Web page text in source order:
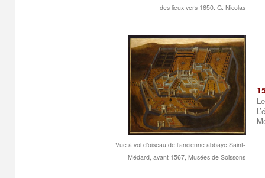
des lieux vers 1650. G. Nicolas
Vue à vol d’oiseau de l’ancienne abbaye Saint-
Médard, avant 1567, Musées de Soissons